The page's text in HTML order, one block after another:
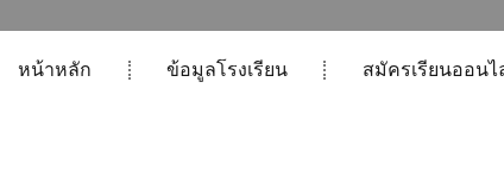
หน้าหลัก ข้อมูลโรงเรียน สมัครเรียนออนไ